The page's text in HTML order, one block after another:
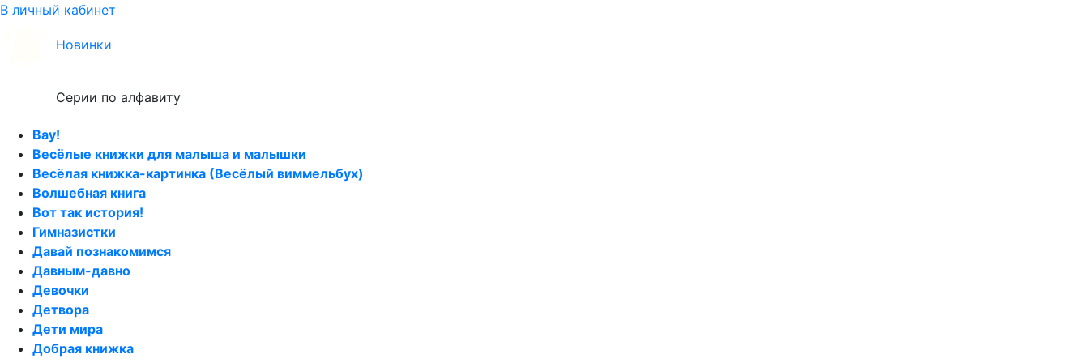
В личный кабинет
Новинки
Серии по алфавиту
Вау!
Весёлые книжки для малыша и малышки
Весёлая книжка-картинка (Весёлый виммельбух)
Волшебная книга
Вот так история!
Гимназистки
Давай познакомимся
Давным-давно
Девочки
Детвора
Дети мира
Добрая книжка